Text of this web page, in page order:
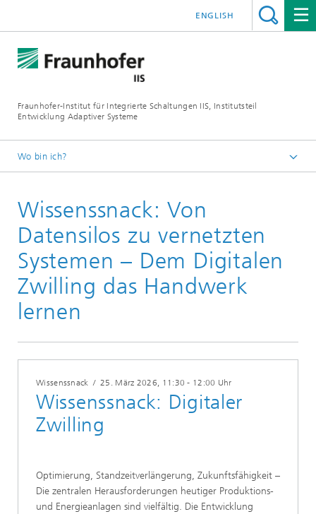
Fraunhofer-Institut für Integrierte Schaltungen IIS, Institutsteil
Entwicklung Adaptiver Systeme
ENGLISH
Wo bin ich?
Wissenssnack: Von
Datensilos zu vernetzten
Systemen – Dem Digitalen
Zwilling das Handwerk
lernen
Wissenssnack /25. März 2026, 11:30 - 12:00 Uhr
Wissenssnack: Digitaler
Zwilling
Optimierung, Standzeitverlängerung, Zukunftsfähigkeit –
Die zentralen Herausforderungen heutiger Produktions-
und Energieanlagen sind vielfältig. Die Entwicklung